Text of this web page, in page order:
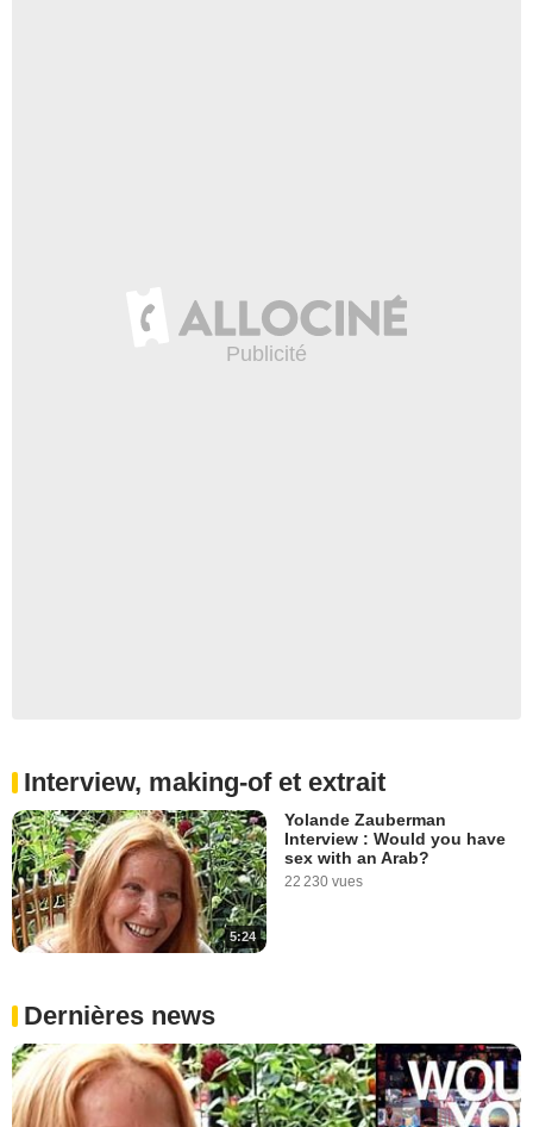
Interview, making-of et extrait
5:24
Yolande Zauberman
Interview : Would you have
sex with an Arab?
22 230 vues
Dernières news